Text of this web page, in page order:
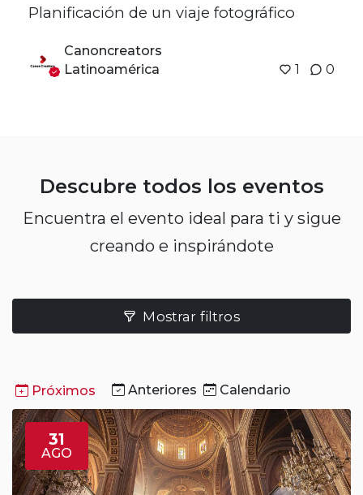
Planificación de un viaje fotográfico
Canoncreators
Latinoamérica
1 0
Descubre todos los eventos
Encuentra el evento ideal para ti y sigue
creando e inspirándote
Mostrar filtros
Próximos Anteriores Calendario
31
AGO